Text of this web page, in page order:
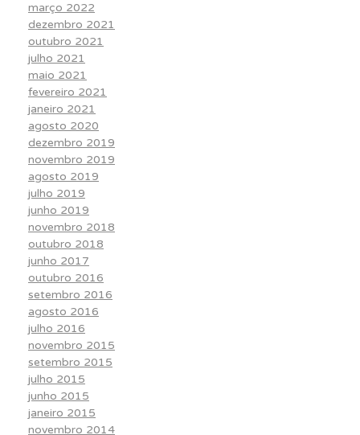
março 2022
dezembro 2021
outubro 2021
julho 2021
maio 2021
fevereiro 2021
janeiro 2021
agosto 2020
dezembro 2019
novembro 2019
agosto 2019
julho 2019
junho 2019
novembro 2018
outubro 2018
junho 2017
outubro 2016
setembro 2016
agosto 2016
julho 2016
novembro 2015
setembro 2015
julho 2015
junho 2015
janeiro 2015
novembro 2014